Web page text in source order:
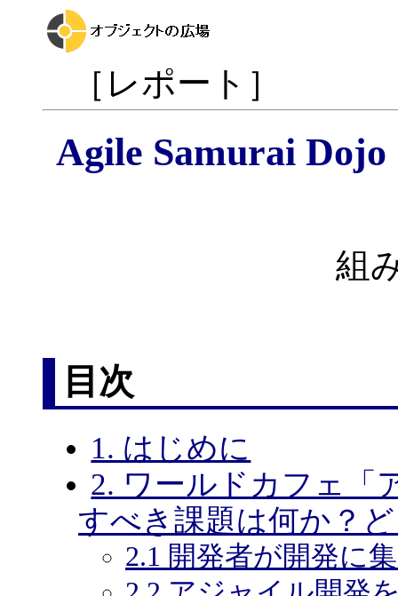
［レポート］
Agile Samurai
組
目次
1. はじめに
2. ワールドカフェ「
すべき課題は何か？
2.1 開発者が開発に